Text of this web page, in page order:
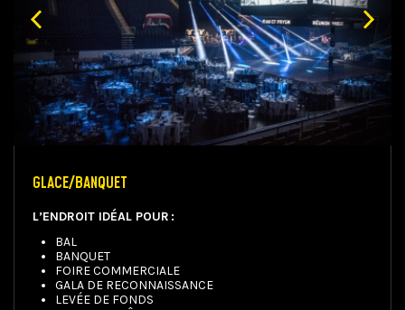
GLACE/BANQUET
L’ENDROIT IDÉAL POUR :
BAL
BANQUET
FOIRE COMMERCIALE
GALA DE RECONNAISSANCE
LEVÉE DE FONDS